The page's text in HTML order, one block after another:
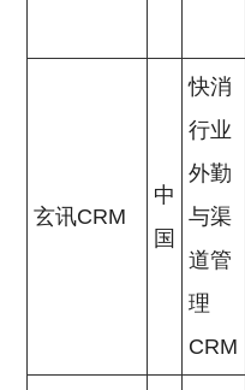
玄讯CRM
中
国
快消
行业
外勤
与渠
道管
理
CRM